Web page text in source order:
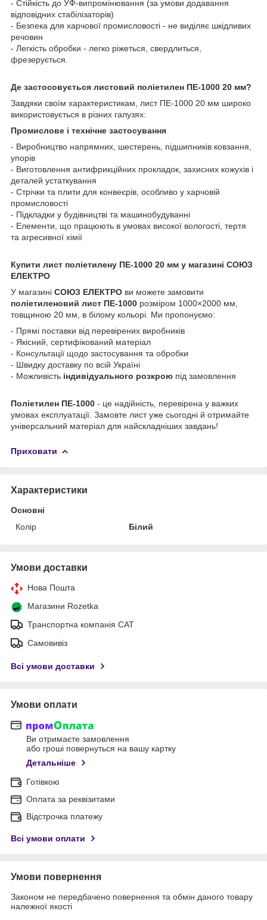
- Стійкість до УФ-випромінювання (за умови додавання
відповідних стабілізаторів)
- Безпека для харчової промисловості - не виділяє шкідливих
речовин
- Легкість обробки - легко ріжеться, свердлиться,
фрезерується.
Де застосовується листовий поліетилен ПЕ-1000 20 мм?
Завдяки своїм характеристикам, лист ПЕ-1000 20 мм широко
використовується в різних галузях:
Промислове і технічне застосування
- Виробництво напрямних, шестерень, підшипників ковзання,
упорів
- Виготовлення антифрикційних прокладок, захисних кожухів і
деталей устаткування
- Стрічки та плити для конвеєрів, особливо у харчовій
промисловості
- Підкладки у будівництві та машинобудуванні
- Елементи, що працюють в умовах високої вологості, тертя
та агресивної хімії
Купити лист поліетилену ПЕ-1000 20 мм у магазині СОЮЗ
ЕЛЕКТРО
У магазині СОЮЗ ЕЛЕКТРО ви можете замовити
поліетиленовий лист ПЕ-1000 розміром 1000×2000 мм,
товщиною 20 мм, в білому кольорі. Ми пропонуємо:
- Прямі поставки від перевірених виробників
- Якісний, сертифікований матеріал
- Консультації щодо застосування та обробки
- Швидку доставку по всій Україні
- Можливість індивідуального розкрою під замовлення
Поліетилен ПЕ-1000 - це надійність, перевірена у важких
умовах експлуатації. Замовте лист уже сьогодні й отримайте
універсальний матеріал для найскладніших завдань!
Приховати
Характеристики
Основні
Колір
Білий
Умови доставки
Нова Пошта
Магазини Rozetka
Транспортна компанія САТ
Самовивіз
Всі умови доставки
Умови оплати
Ви отримаєте замовлення
або гроші повернуться на вашу картку
Детальніше
Готівкою
Оплата за реквізитами
Відстрочка платежу
Всі умови оплати
Умови повернення
Законом не передбачено повернення та обмін даного товару
належної якості